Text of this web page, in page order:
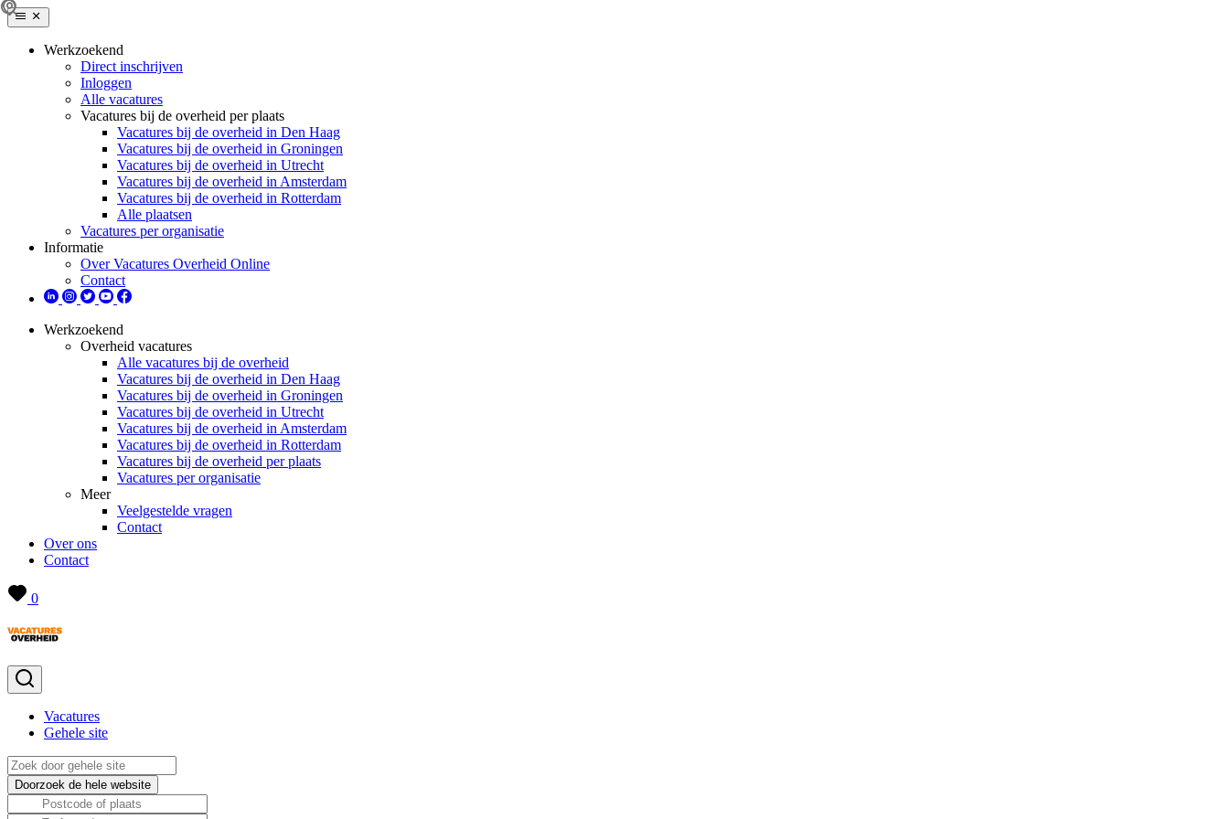
Werkzoekend
Direct inschrijven
Inloggen
Alle vacatures
Vacatures bij de overheid per plaats
Vacatures bij de overheid in Den Haag
Vacatures bij de overheid in Groningen
Vacatures bij de overheid in Utrecht
Vacatures bij de overheid in Amsterdam
Vacatures bij de overheid in Rotterdam
Alle plaatsen
Vacatures per organisatie
Informatie
Over Vacatures Overheid Online
Contact
Werkzoekend
Overheid vacatures
Alle vacatures bij de overheid
Vacatures bij de overheid in Den Haag
Vacatures bij de overheid in Groningen
Vacatures bij de overheid in Utrecht
Vacatures bij de overheid in Amsterdam
Vacatures bij de overheid in Rotterdam
Vacatures bij de overheid per plaats
Vacatures per organisatie
Meer
Veelgestelde vragen
Contact
Over ons
Contact
0
Vacatures
Gehele site